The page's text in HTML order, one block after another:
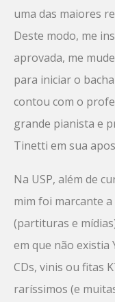
uma das maiores
Deste modo, me
aprovada, me
para iniciar o
contou com o
grande pianista e
Tinetti em sua
Na USP, além de
mim foi marcante
(partituras e
em que não existia
CDs, vinis ou fitas
raríssimos (e